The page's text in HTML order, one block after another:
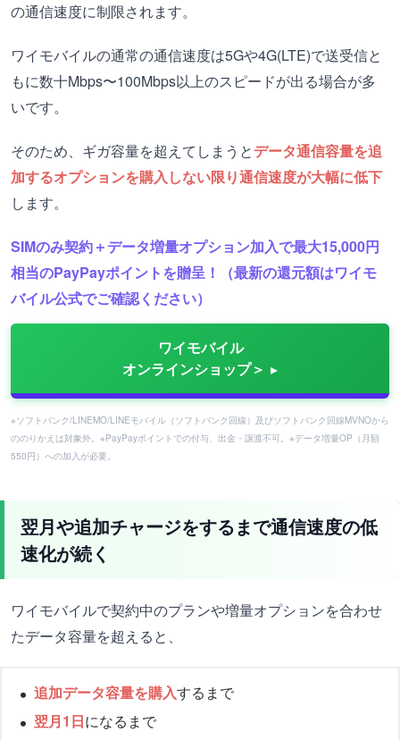
の通信速度に制限されます。
ワイモバイルの通常の通信速度は5Gや4G(LTE)で送受信と
もに数十Mbps〜100Mbps以上のスピードが出る場合が多
いです。
そのため、ギガ容量を超えてしまうとデータ通信容量を追
加するオプションを購入しない限り通信速度が大幅に低下
します。
SIMのみ契約＋データ増量オプション加入で最大15,000円
相当のPayPayポイントを贈呈！（最新の還元額はワイモ
バイル公式でご確認ください）
ワイモバイル
オンラインショップ＞
※ソフトバンク/LINEMO/LINEモバイル（ソフトバンク回線）及びソフトバンク回線MVNOから
ののりかえは対象外。※PayPayポイントでの付与、出金・譲渡不可。※データ増量OP（月額
550円）への加入が必要。
翌月や追加チャージをするまで通信速度の低
速化が続く
ワイモバイルで契約中のプランや増量オプションを合わせ
たデータ容量を超えると、
追加データ容量を購入するまで
翌月1日になるまで